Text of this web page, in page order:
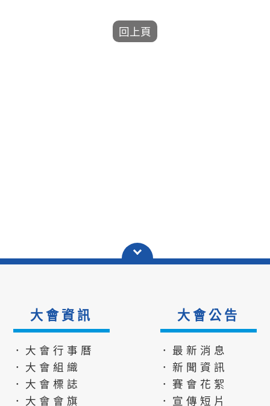
大會資訊
．大會行事曆
．大會組織
．大會標誌
．大會會旗
大會公告
．最新消息
．新聞資訊
．賽會花絮
．宣傳短片